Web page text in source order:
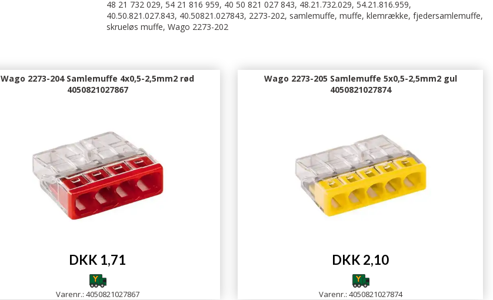
48 21 732 029, 54 21 816 959, 40 50 821 027 843, 48.21.732.029, 54.21.816.959,
40.50.821.027.843, 40.50821.027843, 2273-202, samlemuffe, muffe, klemrække, fjedersamlemuffe,
skrueløs muffe, Wago 2273-202
Wago 2273-204 Samlemuffe 4x0,5-2,5mm2 rød
4050821027867
DKK 1,71
Varenr.: 4050821027867
Wago 2273-205 Samlemuffe 5x0,5-2,5mm2 gul
4050821027874
DKK 2,10
Varenr.: 4050821027874